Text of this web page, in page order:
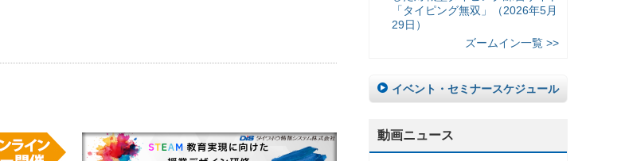
「タイピング無双」（2026年5月
29日）
ズームイン一覧 >>
イベント・セミナースケジュール
動画ニュース